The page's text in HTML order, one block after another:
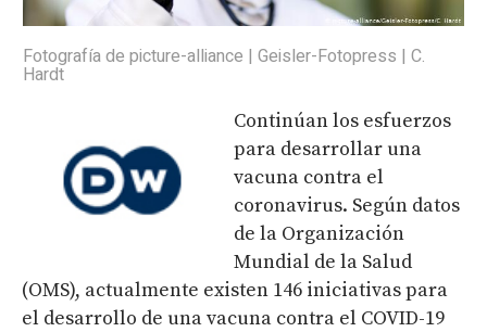
Fotografía de picture-alliance | Geisler-Fotopress | C.
Hardt
Continúan los esfuerzos
para desarrollar una
vacuna contra el
coronavirus. Según datos
de la Organización
Mundial de la Salud
(OMS), actualmente existen 146 iniciativas para
el desarrollo de una vacuna contra el COVID-19